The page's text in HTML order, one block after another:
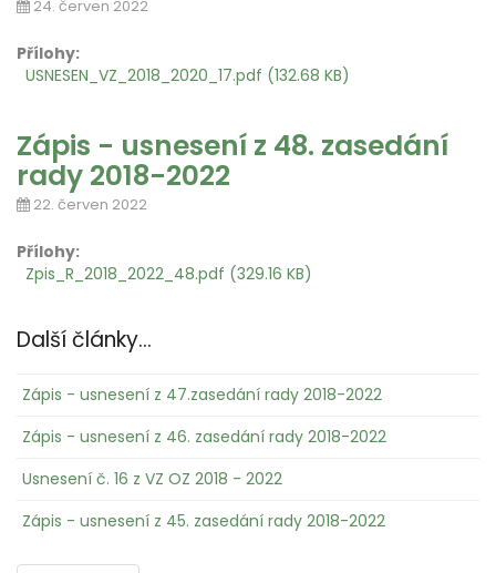
24. červen 2022
Přílohy:
USNESEN_VZ_2018_2020_17.pdf (132.68 KB)
Zápis - usnesení z 48. zasedání
rady 2018-2022
22. červen 2022
Přílohy:
Zpis_R_2018_2022_48.pdf (329.16 KB)
Další články...
Zápis - usnesení z 47.zasedání rady 2018-2022
Zápis - usnesení z 46. zasedání rady 2018-2022
Usnesení č. 16 z VZ OZ 2018 - 2022
Zápis - usnesení z 45. zasedání rady 2018-2022